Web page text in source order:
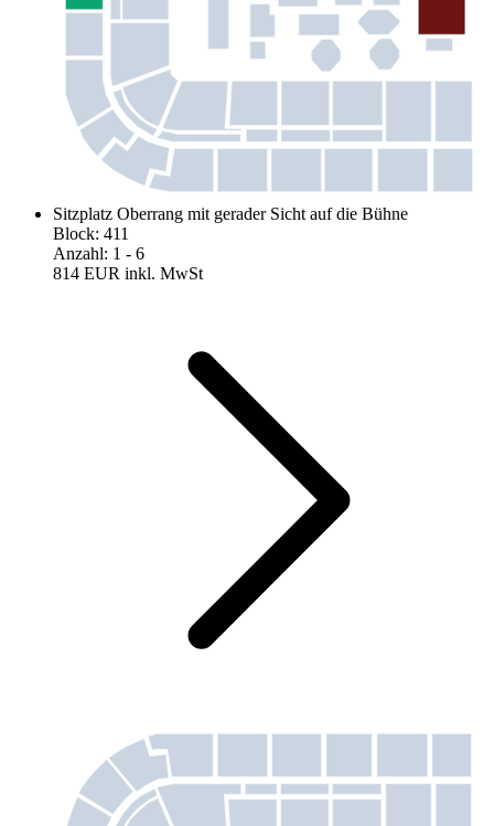
Sitzplatz Oberrang mit gerader Sicht auf die Bühne
Block: 411
Anzahl: 1 - 6
814 EUR inkl. MwSt